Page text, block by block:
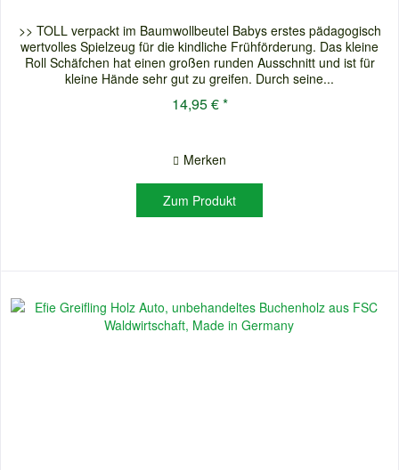
>> TOLL verpackt im Baumwollbeutel Babys erstes pädagogisch
wertvolles Spielzeug für die kindliche Frühförderung. Das kleine
Roll Schäfchen hat einen großen runden Ausschnitt und ist für
kleine Hände sehr gut zu greifen. Durch seine...
14,95 € *
Merken
Zum Produkt